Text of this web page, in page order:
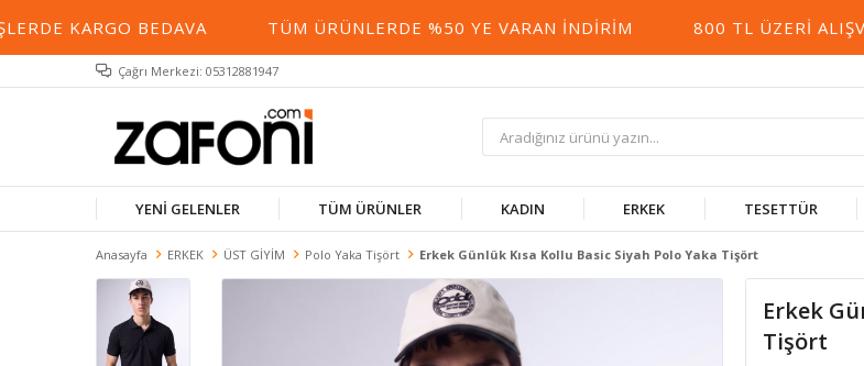
KARGO BEDAVA TÜM ÜRÜNLERDE %50 YE VARAN İNDIRIM 800 TL ÜZERI
Çağrı Merkezi: 05312881947
YENİ GELENLER TÜM ÜRÜNLER KADIN ERKEK TESETTÜR
Anasayfa ERKEK ÜST GİYİM Polo Yaka Tişört Erkek Günlük Kısa Kollu Basic Siyah Polo Yaka Tişört
Erkek
Tişört